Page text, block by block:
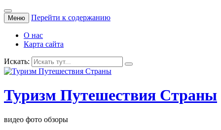
Меню Перейти к содержанию
О нас
Карта сайта
Искать:
Туризм Путешествия Страны
видео фото обзоры